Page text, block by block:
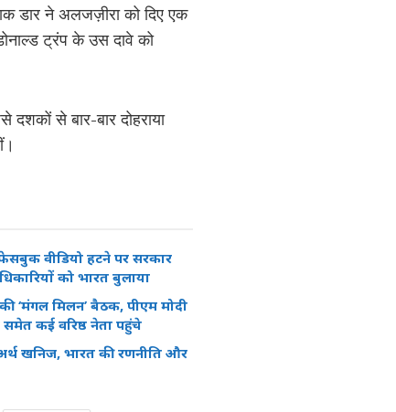
डार ने अलजज़ीरा को दिए एक
डोनाल्ड ट्रंप के उस दावे को
से बार-बार दोहराया
वीडियो हटने पर सरकार
को भारत बुलाया
‘मंगल मिलन’ बैठक, पीएम मोदी
कई वरिष्ठ नेता पहुंचे
खनिज, भारत की रणनीति और